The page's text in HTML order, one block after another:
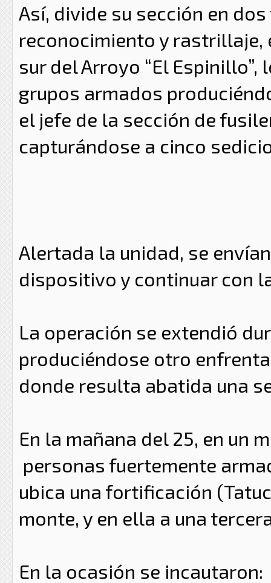
Así, divide su sección en
reconocimiento y rastrillaje,
sur del Arroyo “El
grupos armados
el jefe de la sección de
capturándose a cinco
Alertada la unidad, se
dispositivo y continuar con
La operación se extendió
produciéndose otro
donde resulta abatida una
En la mañana del 25, en un
personas fuertemente
ubica una fortificación
monte, y en ella a una
En la ocasión se incautaron: